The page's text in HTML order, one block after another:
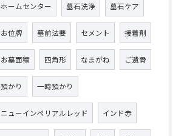
ホームセンター 墓石洗浄 墓石ケア
お位牌 墓前法要 セメント 接着剤
お墓面積 四角形 なまがね ご遺骨
預かり 一時預かり
ニューインペリアルレッド インド赤